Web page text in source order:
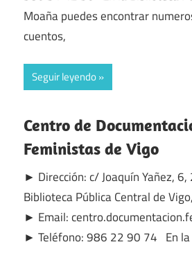
Moaña puedes encontrar
cuentos,
Seguir leyendo
Centro de
Feministas de Vigo
► Dirección: c/ Joaquín Yañez,
Biblioteca Pública Central de
► Email:
► Teléfono: 986 22 90 74 En la